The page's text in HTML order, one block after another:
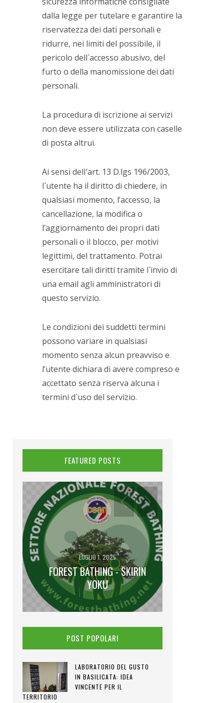
dalla legge per tutelare e garantire la
riservatezza dei dati personali e
ridurre, nei limiti del possibile, il
pericolo dell`accesso abusivo, del
furto o della manomissione dei dati
personali.
La procedura di iscrizione ai servizi
non deve essere utilizzata con caselle
di posta altrui.
Ai sensi dell′art. 13 D.lgs 196/2003,
l`utente ha il diritto di chiedere, in
qualsiasi momento, l’accesso, la
cancellazione, la modifica o
l’aggiornamento dei propri dati
personali o il blocco, per motivi
legittimi, del trattamento. Potrai
esercitare tali diritti tramite l`invio di
una email agli amministratori di
questo servizio.
Le condizioni dei suddetti termini
possono variare in qualsiasi
momento senza alcun preavviso e
l’utente dichiara di avere compreso e
accettato senza riserva alcuna i
termini d`uso del servizio.
FEATURED POSTS
LUGLIO 1, 2025
FOREST BATHING - SKIRIN
YOKU
POST POPOLARI
LABORATORIO DEL GUSTO
IN BASILICATA: IDEA
VINCENTE PER IL
TERRITORIO